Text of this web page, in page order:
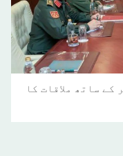
ساتھ ملاقات کا